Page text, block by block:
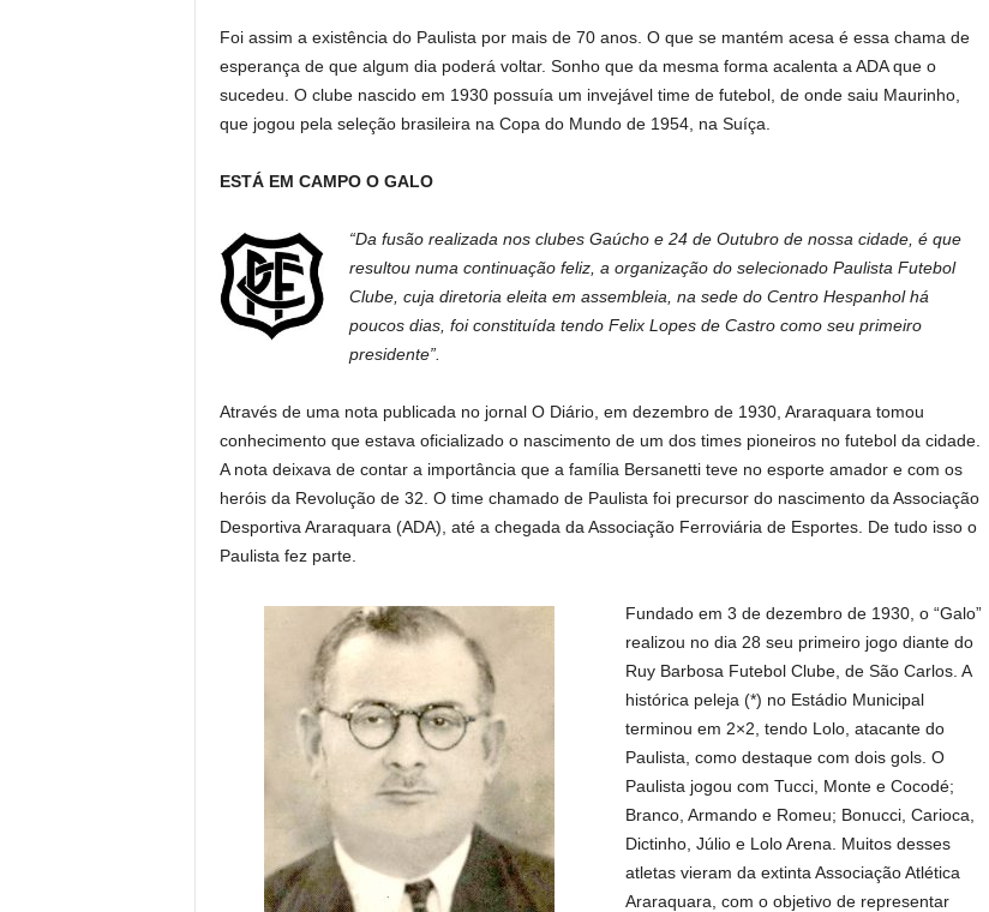
Foi assim a existência do Paulista por mais de 70 anos. O que se mantém acesa é essa chama de
esperança de que algum dia poderá voltar. Sonho que da mesma forma acalenta a ADA que o
sucedeu. O clube nascido em 1930 possuía um invejável time de futebol, de onde saiu Maurinho,
que jogou pela seleção brasileira na Copa do Mundo de 1954, na Suíça.
ESTÁ EM CAMPO O GALO
“Da fusão realizada nos clubes Gaúcho e 24 de Outubro de nossa cidade, é que
resultou numa continuação feliz, a organização do selecionado Paulista Futebol
Clube, cuja diretoria eleita em assembleia, na sede do Centro Hespanhol há
poucos dias, foi constituída tendo Felix Lopes de Castro como seu primeiro
presidente”.
Através de uma nota publicada no jornal O Diário, em dezembro de 1930, Araraquara tomou
conhecimento que estava oficializado o nascimento de um dos times pioneiros no futebol da cidade.
A nota deixava de contar a importância que a família Bersanetti teve no esporte amador e com os
heróis da Revolução de 32. O time chamado de Paulista foi precursor do nascimento da Associação
Desportiva Araraquara (ADA), até a chegada da Associação Ferroviária de Esportes. De tudo isso o
Paulista fez parte.
Fundado em 3 de dezembro de 1930, o “Galo”
realizou no dia 28 seu primeiro jogo diante do
Ruy Barbosa Futebol Clube, de São Carlos. A
histórica peleja (*) no Estádio Municipal
terminou em 2×2, tendo Lolo, atacante do
Paulista, como destaque com dois gols. O
Paulista jogou com Tucci, Monte e Cocodé;
Branco, Armando e Romeu; Bonucci, Carioca,
Dictinho, Júlio e Lolo Arena. Muitos desses
atletas vieram da extinta Associação Atlética
Araraquara, com o objetivo de representar